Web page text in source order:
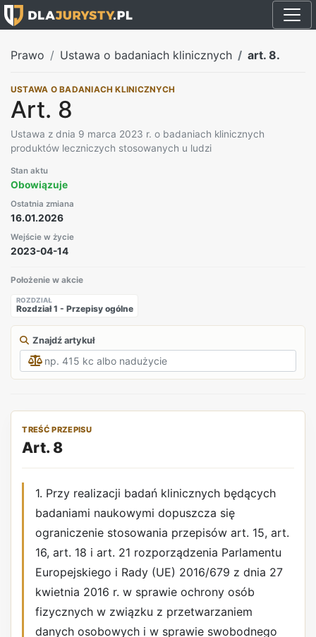
Prawo Ustawa o badaniach klinicznych art. 8.
USTAWA O BADANIACH KLINICZNYCH
Art. 8
Ustawa z dnia 9 marca 2023 r. o badaniach klinicznych
produktów leczniczych stosowanych u ludzi
Stan aktu
Obowiązuje
Ostatnia zmiana
16.01.2026
Wejście w życie
2023-04-14
Położenie w akcie
ROZDZIAŁ
Rozdział 1 - Przepisy ogólne
Znajdź artykuł
TREŚĆ PRZEPISU
Art. 8
1. Przy realizacji badań klinicznych będących
badaniami naukowymi dopuszcza się
ograniczenie stosowania przepisów art. 15, art.
16, art. 18 i art. 21 rozporządzenia Parlamentu
Europejskiego i Rady (UE) 2016/679 z dnia 27
kwietnia 2016 r. w sprawie ochrony osób
fizycznych w związku z przetwarzaniem
danych osobowych i w sprawie swobodnego